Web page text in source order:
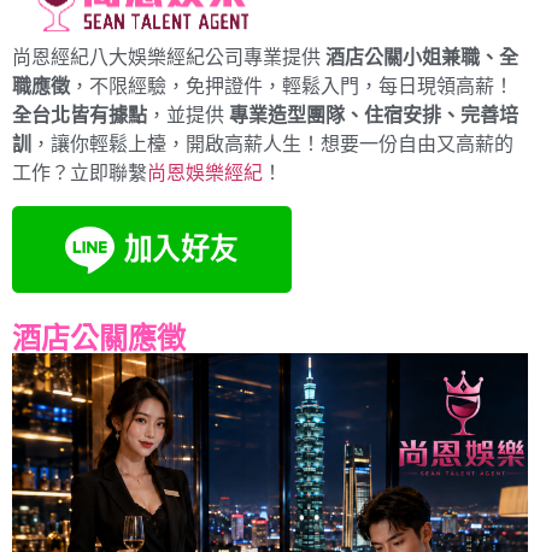
尚恩經紀八大娛樂經紀公司專業提供 酒店公關小姐兼職、全
職應徵 ，不限經驗，免押證件，輕鬆入門，每日現領高薪！
全台北皆有據點 ，並提供 專業造型團隊、住宿安排、完善培
訓
，讓你輕鬆上檯，開啟高薪人生！想要一份自由又高薪的
工作？立即聯繫尚恩娛樂經紀 ！
酒店公關應徵